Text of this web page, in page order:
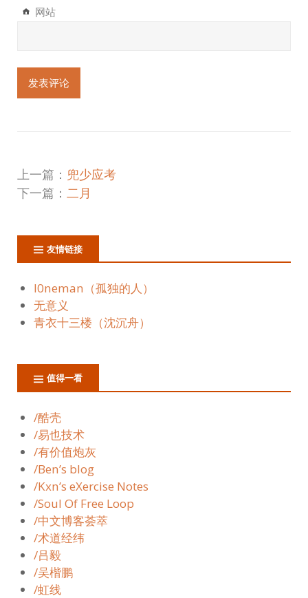
网站
上一篇： 兜少应考
下一篇： 二月
友情链接
l0neman（孤独的人）
无意义
青衣十三楼（沈沉舟）
值得一看
/酷壳
/易也技术
/有价值炮灰
/Ben’s blog
/Kxn’s eXercise Notes
/Soul Of Free Loop
/中文博客荟萃
/术道经纬
/吕毅
/吴楷鹏
/虹线